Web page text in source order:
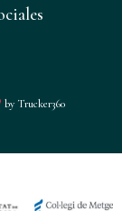
by Trucker360